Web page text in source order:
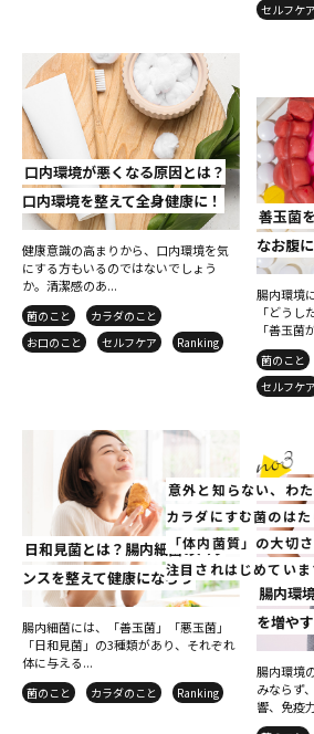
意外と知らない、わ
カラダにすむ菌のはた
「体内菌質」の大切
注目されはじめていま
セルフケア
口内環境が悪くなる原因とは？
口内環境を整えて全身健康に！
健康意識の高まりから、口内環境を気
にする方もいるのではないでしょう
か。清潔感のあ...
菌のこと
カラダのこと
お口のこと
セルフケア Ranking
善玉菌
なお腹に
腸内環境
「どうし
「善玉菌
菌のこと
セルフケア
日和見菌とは？腸内細菌のバラ
ンスを整えて健康になろう
腸内細菌には、「善玉菌」「悪玉菌」
「日和見菌」の3種類があり、それぞれ
体に与える...
菌のこと カラダのこと Ranking
腸内環
を増や
腸内環境
みならず
響、免疫